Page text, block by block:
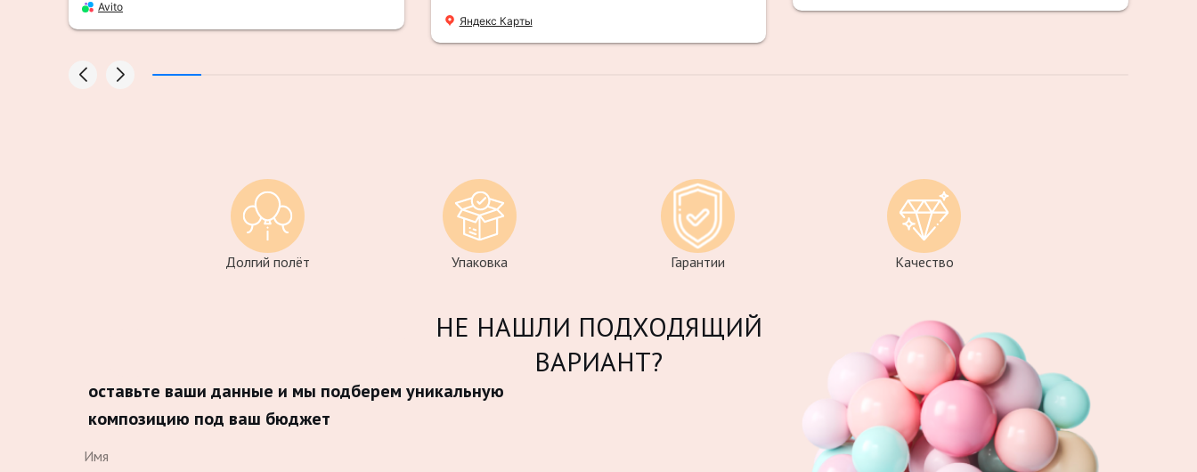
Avito
уверены в своем празднике, обязательно
обращайтесь в Веселую затею Еще плюс,
привезли шары в пакете, доставщик
Яндекс Карты
Долгий полёт Упаковка Гарантии Качество
оставьте ваши данные и мы подберем уникальную
композицию под ваш бюджет
НЕ НАШЛИ ПОДХОДЯЩИЙ
ВАРИАНТ?